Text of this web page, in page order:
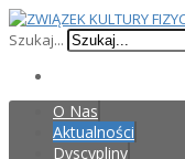
Szukaj...
O Nas
Aktualności
Dyscypliny